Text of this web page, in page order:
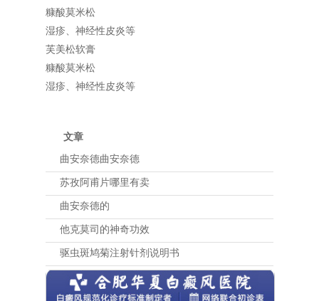
糠酸莫米松
湿疹、神经性皮炎等
芙美松软膏
糠酸莫米松
湿疹、神经性皮炎等
文章
曲安奈德曲安奈德
苏孜阿甫片哪里有卖
曲安奈德的
他克莫司的神奇功效
驱虫斑鸠菊注射针剂说明书